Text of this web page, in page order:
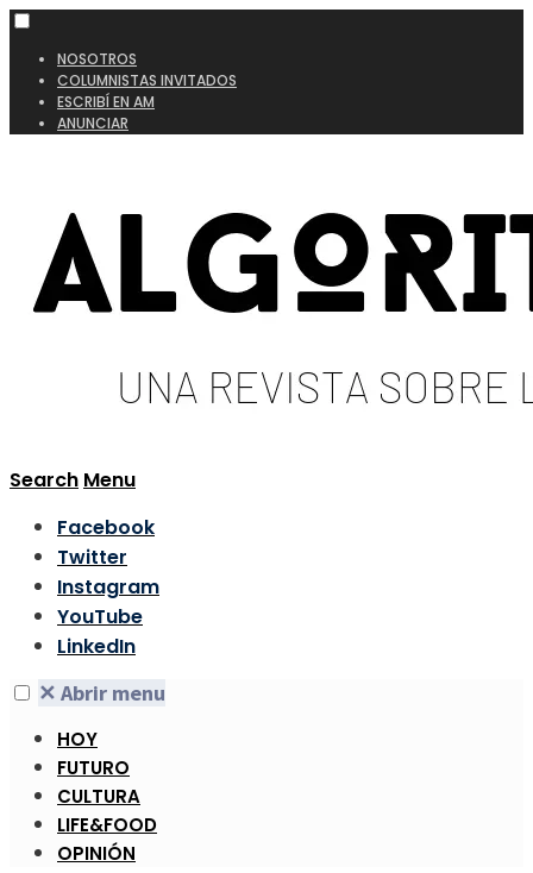
NOSOTROS
COLUMNISTAS INVITADOS
ESCRIBÍ EN AM
ANUNCIAR
Search Menu
Facebook
Twitter
Instagram
YouTube
LinkedIn
✕ Abrir menu
HOY
FUTURO
CULTURA
LIFE&FOOD
OPINIÓN